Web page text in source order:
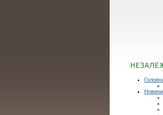
Новини